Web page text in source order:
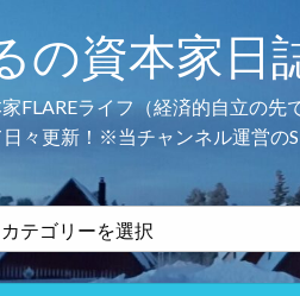
の資本家日
FLAREライフ（経済的自立の
々更新！※当チャンネル運営